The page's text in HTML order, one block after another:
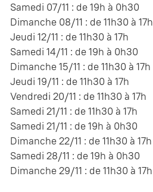
Samedi 07/11 : de 19h à 0h30
Dimanche 08/11 : de 11h30 à 17h
Jeudi 12/11 : de 11h30 à 17h
Samedi 14/11 : de 19h à 0h30
Dimanche 15/11 : de 11h30 à 17h
Jeudi 19/11 : de 11h30 à 17h
Vendredi 20/11 : de 11h30 à 17h
Samedi 21/11 : de 11h30 à 17h
Samedi 21/11 : de 19h à 0h30
Dimanche 22/11 : de 11h30 à 17h
Samedi 28/11 : de 19h à 0h30
Dimanche 29/11 : de 11h30 à 17h